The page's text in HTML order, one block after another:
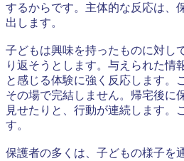
するからです。主体的な反応は、
出します。
子どもは興味を持ったものに対し
り返そうとします。与えられた情
と感じる体験に強く反応します。
その場で完結しません。帰宅後に
見せたりと、行動が連続します。
す。
保護者の多くは、子どもの様子を